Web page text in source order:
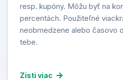
resp. kupóny. Môžu byť na
percentách. Použiteľné
neobmedzene alebo časovo
tebe.
Zisti viac